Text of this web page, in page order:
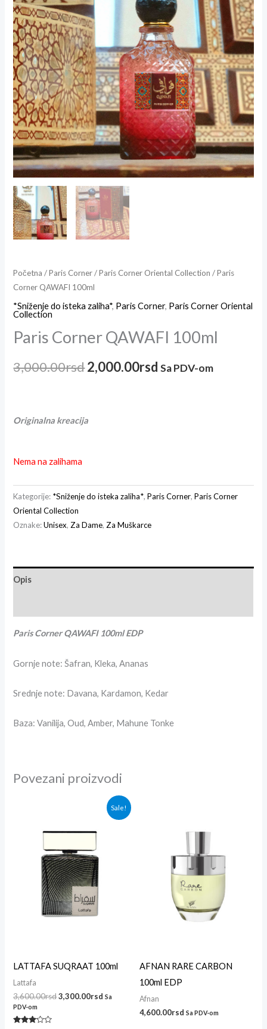
Početna /Paris Corner/Paris Corner Oriental Collection / Paris
Corner QAWAFI 100ml
*Sniženje do isteka zaliha*, Paris Corner, Paris Corner Oriental
Collection
Paris Corner QAWAFI 100ml
3,000.00rsd2,000.00rsd Sa PDV-om
Originalna kreacija
Nema na zalihama
Kategorije: *Sniženje do isteka zaliha*,Paris Corner,Paris Corner
Oriental Collection
Oznake:Unisex, Za Dame, Za Muškarce
Opis
Paris Corner QAWAFI 100ml EDP
Gornje note: Šafran, Kleka, Ananas
Srednje note: Davana, Kardamon, Kedar
Baza: Vanilija, Oud, Amber, Mahune Tonke
Povezani proizvodi
Sale!
LATTAFA SUQRAAT 100ml
Lattafa
3,600.00rsd
bila:
3,300.00rsd
Trenutna
cena
Sa
PDV-om
AFNAN RARE CARBON
100ml EDP
Afnan
4,600.00rsd Sa PDV-om